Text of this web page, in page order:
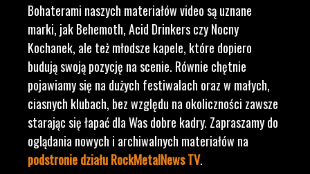
Bohaterami naszych materiałów video są uznane
marki, jak Behemoth, Acid Drinkers czy Nocny
Kochanek, ale też młodsze kapele, które dopiero
budują swoją pozycję na scenie. Równie chętnie
pojawiamy się na dużych festiwalach oraz w małych,
ciasnych klubach, bez względu na okoliczności zawsze
starając się łapać dla Was dobre kadry. Zapraszamy do
oglądania nowych i archiwalnych materiałów na
podstronie działu RockMetalNews TV.